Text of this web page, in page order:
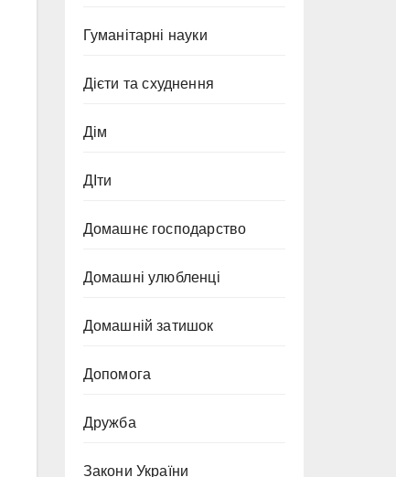
Гуманітарні науки
Дієти та схуднення
Дім
ДІти
Домашнє господарство
Домашні улюбленці
Домашній затишок
Допомога
Дружба
Закони України